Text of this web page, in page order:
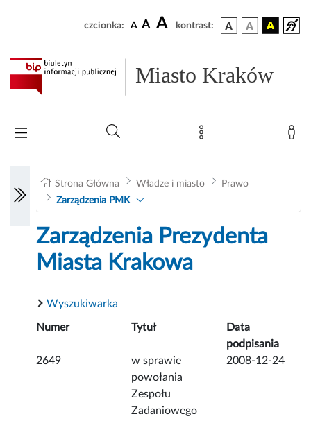
czcionka: A A A kontrast:
Miasto Kraków
Strona Główna Władze i miasto
Prawo
Zarządzenia PMK
Zarządzenia Prezydenta
Miasta Krakowa
Wyszukiwarka
Numer Tytuł
Data
podpisania
2649
w sprawie
powołania
Zespołu
Zadaniowego
2008-12-24